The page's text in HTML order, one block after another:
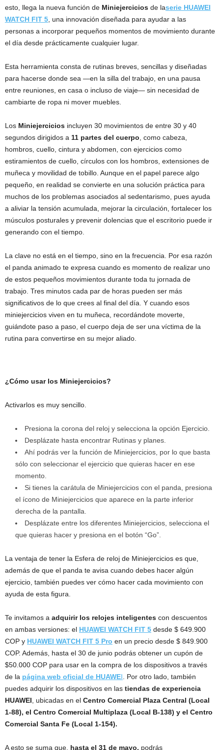
esto, llega la nueva función de Miniejercicios de laserie HUAWEI
WATCH FIT 5 , una innovación diseñada para ayudar a las
personas a incorporar pequeños momentos de movimiento durante
el día desde prácticamente cualquier lugar.
Esta herramienta consta de rutinas breves, sencillas y diseñadas
para hacerse donde sea —en la silla del trabajo, en una pausa
entre reuniones, en casa o incluso de viaje— sin necesidad de
cambiarte de ropa ni mover muebles.
Los Miniejercicios incluyen 30 movimientos de entre 30 y 40
segundos dirigidos a 11 partes del cuerpo , como cabeza,
hombros, cuello, cintura y abdomen, con ejercicios como
estiramientos de cuello, círculos con los hombros, extensiones de
muñeca y movilidad de tobillo. Aunque en el papel parece algo
pequeño, en realidad se convierte en una solución práctica para
muchos de los problemas asociados al sedentarismo, pues ayuda
a aliviar la tensión acumulada, mejorar la circulación, fortalecer los
músculos posturales y prevenir dolencias que el escritorio puede ir
generando con el tiempo.
La clave no está en el tiempo, sino en la frecuencia. Por esa razón
el panda animado te expresa cuando es momento de realizar uno
de estos pequeños movimientos durante toda tu jornada de
trabajo. Tres minutos cada par de horas pueden ser más
significativos de lo que crees al final del día. Y cuando esos
miniejercicios viven en tu muñeca, recordándote moverte,
guiándote paso a paso, el cuerpo deja de ser una víctima de la
rutina para convertirse en su mejor aliado.
¿Cómo usar los Miniejercicios?
Activarlos es muy sencillo.
Presiona la corona del reloj y selecciona la opción Ejercicio.
Desplázate hasta encontrar Rutinas y planes.
Ahí podrás ver la función de Miniejercicios, por lo que basta
sólo con seleccionar el ejercicio que quieras hacer en ese
momento.
Si tienes la carátula de Miniejercicios con el panda, presiona
el ícono de Miniejercicios que aparece en la parte inferior
derecha de la pantalla.
Desplázate entre los diferentes Miniejercicios, selecciona el
que quieras hacer y presiona en el botón “Go”.
La ventaja de tener la Esfera de reloj de Miniejercicios es que,
además de que el panda te avisa cuando debes hacer algún
ejercicio, también puedes ver cómo hacer cada movimiento con
ayuda de esta figura.
Te invitamos a adquirir los relojes inteligentes con descuentos
en ambas versiones: el HUAWEI WATCH FIT 5 desde $ 649.900
COP y HUAWEI WATCH FIT 5 Pro en un precio desde $ 849.900
COP. Además, hasta el 30 de junio podrás obtener un cupón de
$50.000 COP para usar en la compra de los dispositivos a través
de la página web oficial de HUAWEI . Por otro lado, también
puedes adquirir los dispositivos en las tiendas de experiencia
HUAWEI , ubicadas en el Centro Comercial Plaza Central (Local
1-88), el Centro Comercial Multiplaza (Local B-138) y el Centro
Comercial Santa Fe (Local 1-154).
A esto se suma que, hasta el 31 de mayo, podrás